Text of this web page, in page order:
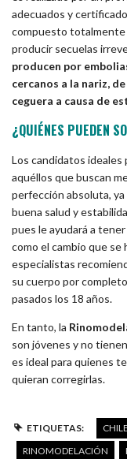
adecuados y
compuesto totalmente
producir secuelas
producen por
cercanos a la nariz,
ceguera a causa de
¿QUIÉNES PUEDEN
Los candidatos ideales
aquéllos que buscan
perfección absoluta,
buena salud y
pues le ayudará a
como el cambio que se
especialistas
su cuerpo por
pasados los 18 años.
En tanto, la
son jóvenes y no
es ideal para quienes
quieran corregirlas.
ETIQUETAS: CHILE
RINOMODELACIÓN